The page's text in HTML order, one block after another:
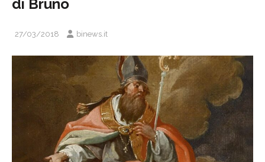
di Bruno
27/03/2018 binews.it